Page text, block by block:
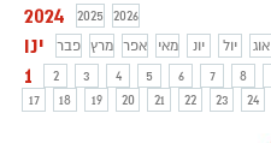
2024 2025 2026
ינו פבר מרץ אפר מאי יונ יול אוג
1 2 3 4 5 6 7 8
17
18 19 20 21 22 23 24